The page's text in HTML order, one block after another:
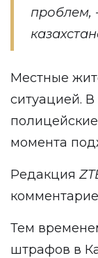
проблем,
Местные
ситуацией. В
момента
Редакция
Тем
штрафов в